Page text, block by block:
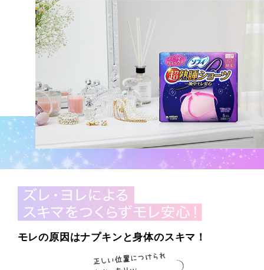
モレの原因はナプキンと身体のスキマ！